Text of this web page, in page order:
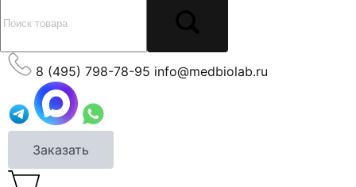
8 (495) 798-78-95 info@medbiolab.ru
Заказать